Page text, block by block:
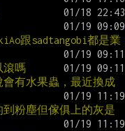
跟sadtangobi都是業
滾嗎
有水果蟲，最近換成
粉塵但傢俱上的灰是